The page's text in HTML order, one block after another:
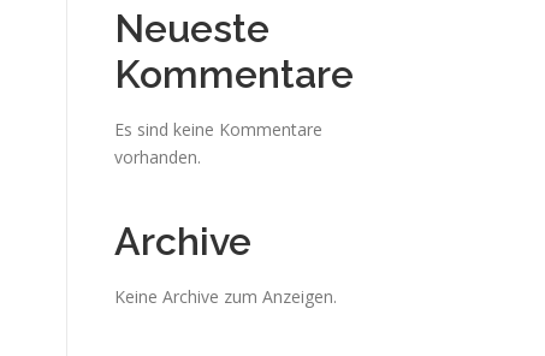
Neueste
Kommentare
Es sind keine Kommentare
vorhanden.
Archive
Keine Archive zum Anzeigen.